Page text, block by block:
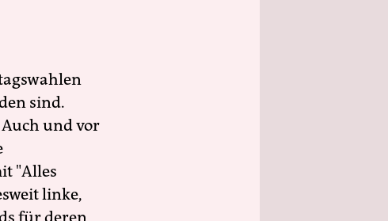
sind.
und vor
"Alles
linke,
für deren